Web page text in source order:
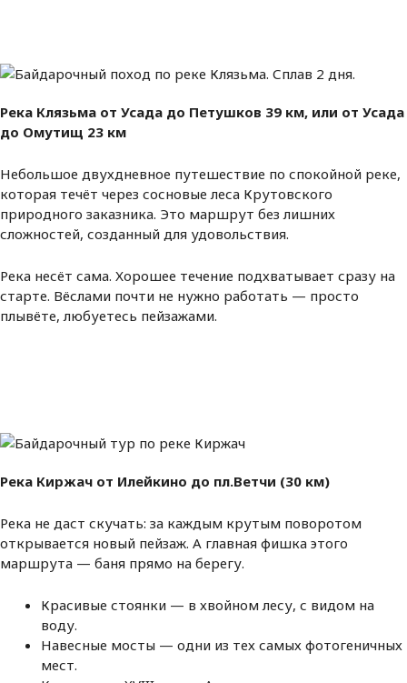
Река Клязьма от Усада до Петушков 39 км, или от Усада
до Омутищ 23 км
Небольшое двухдневное путешествие по спокойной реке,
которая течёт через сосновые леса Крутовского
природного заказника. Это маршрут без лишних
сложностей, созданный для удовольствия.
Река несёт сама. Хорошее течение подхватывает сразу на
старте. Вёслами почти не нужно работать — просто
плывёте, любуетесь пейзажами.
Река Киржач от Илейкино до пл.Ветчи (30 км)
Река не даст скучать: за каждым крутым поворотом
открывается новый пейзаж. А главная фишка этого
маршрута — баня прямо на берегу.
Красивые стоянки — в хвойном лесу, с видом на
воду.
Навесные мосты — одни из тех самых фотогеничных
мест.